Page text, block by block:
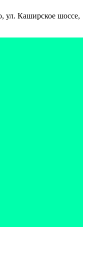
ул. Каширское шоссе,